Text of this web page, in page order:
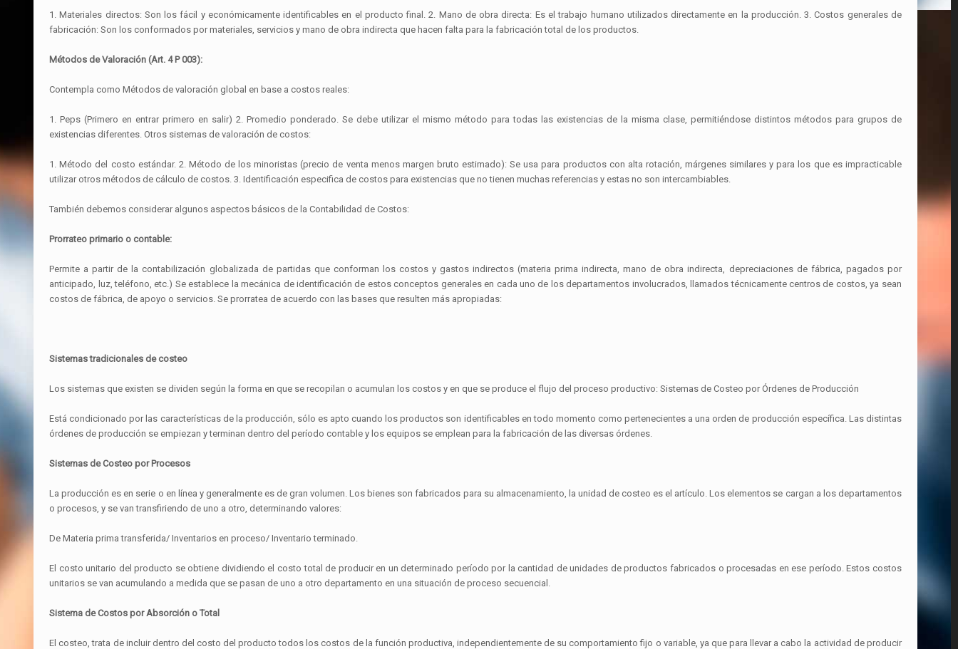
1. Materiales directos: Son los fácil y económicamente identificables en el producto final. 2. Mano de obra directa: Es el trabajo humano utilizados directamente en la producción. 3. Costos generales de
fabricación: Son los conformados por materiales, servicios y mano de obra indirecta que hacen falta para la fabricación total de los productos.
Métodos de Valoración (Art. 4 P 003):
Contempla como Métodos de valoración global en base a costos reales:
1. Peps (Primero en entrar primero en salir) 2. Promedio ponderado. Se debe utilizar el mismo método para todas las existencias de la misma clase, permitiéndose distintos métodos para grupos de
existencias diferentes. Otros sistemas de valoración de costos:
1. Método del costo estándar. 2. Método de los minoristas (precio de venta menos margen bruto estimado): Se usa para productos con alta rotación, márgenes similares y para los que es impracticable
utilizar otros métodos de cálculo de costos. 3. Identificación especifica de costos para existencias que no tienen muchas referencias y estas no son intercambiables.
También debemos considerar algunos aspectos básicos de la Contabilidad de Costos:
Prorrateo primario o contable:
Permite a partir de la contabilización globalizada de partidas que conforman los costos y gastos indirectos (materia prima indirecta, mano de obra indirecta, depreciaciones de fábrica, pagados por
anticipado, luz, teléfono, etc.) Se establece la mecánica de identificación de estos conceptos generales en cada uno de los departamentos involucrados, llamados técnicamente centros de costos, ya sean
costos de fábrica, de apoyo o servicios. Se prorratea de acuerdo con las bases que resulten más apropiadas:
Sistemas tradicionales de costeo
Los sistemas que existen se dividen según la forma en que se recopilan o acumulan los costos y en que se produce el flujo del proceso productivo: Sistemas de Costeo por Órdenes de Producción
Está condicionado por las características de la producción, sólo es apto cuando los productos son identificables en todo momento como pertenecientes a una orden de producción específica. Las distintas
órdenes de producción se empiezan y terminan dentro del período contable y los equipos se emplean para la fabricación de las diversas órdenes.
Sistemas de Costeo por Procesos
La producción es en serie o en línea y generalmente es de gran volumen. Los bienes son fabricados para su almacenamiento, la unidad de costeo es el artículo. Los elementos se cargan a los departamentos
o procesos, y se van transfiriendo de uno a otro, determinando valores:
De Materia prima transferida/ Inventarios en proceso/ Inventario terminado.
El costo unitario del producto se obtiene dividiendo el costo total de producir en un determinado período por la cantidad de unidades de productos fabricados o procesadas en ese período. Estos costos
unitarios se van acumulando a medida que se pasan de uno a otro departamento en una situación de proceso secuencial.
Sistema de Costos por Absorción o Total
El costeo, trata de incluir dentro del costo del producto todos los costos de la función productiva, independientemente de su comportamiento fijo o variable, ya que para llevar a cabo la actividad de producir